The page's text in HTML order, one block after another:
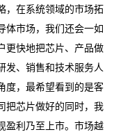
，在系统领域的市场拓
体市场，我们还会一如
更快地把芯片、产品做
发、销售和技术服务人
度，最希望看到的是客
把芯片做好的同时，我
盈利乃至上市。市场越